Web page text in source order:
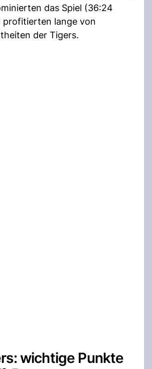
das Spiel (36:24
profitierten lange von
der Tigers.
wichtige Punkte